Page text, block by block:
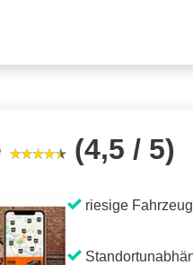
(4,5 / 5)
riesige